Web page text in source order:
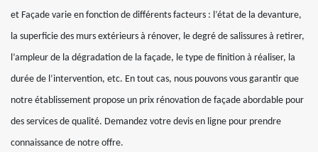
et Façade varie en fonction de différents facteurs : l’état de la devanture,
la superficie des murs extérieurs à rénover, le degré de salissures à retirer,
l’ampleur de la dégradation de la façade, le type de finition à réaliser, la
durée de l’intervention, etc. En tout cas, nous pouvons vous garantir que
notre établissement propose un prix rénovation de façade abordable pour
des services de qualité. Demandez votre devis en ligne pour prendre
connaissance de notre offre.